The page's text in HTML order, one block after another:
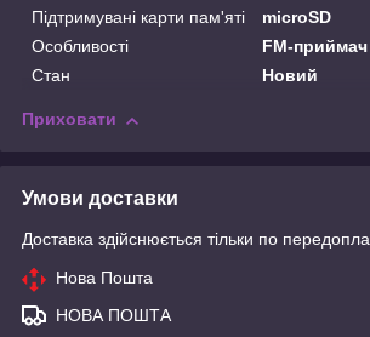
Підтримувані карти пам'яті
microSD
Особливості
FM-приймач
Стан
Новий
Приховати
Умови доставки
Доставка здійснюється тільки по
Нова Пошта
НОВА ПОШТА